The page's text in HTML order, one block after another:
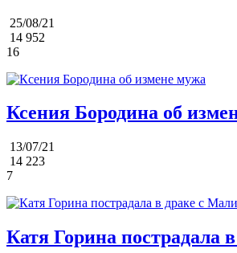
25/08/21
14 952
16
Ксения Бородина об
13/07/21
14 223
7
Катя Горина пострадала